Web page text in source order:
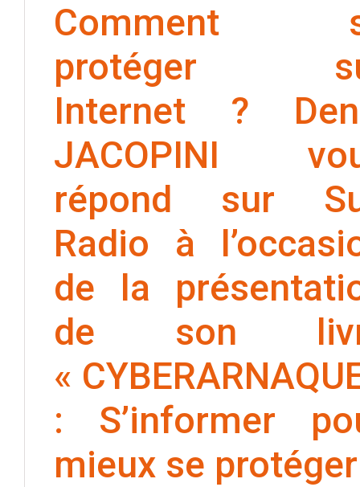
Comment
protéger
Internet ?
JACOPINI
répond sur
Radio à
de la
de son
«
: S’informer
mieux se